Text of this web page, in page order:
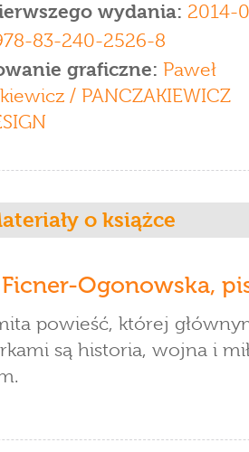
wydania: 2014-
83-240-2526-8
graficzne: Paweł
/ PANCZAKIEWICZ
o książce
Ogonowska,
powieść, której
są historia, wojna i